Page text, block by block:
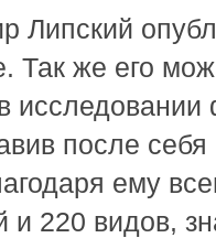
Липский
Так же его
после
ему
220 видов,